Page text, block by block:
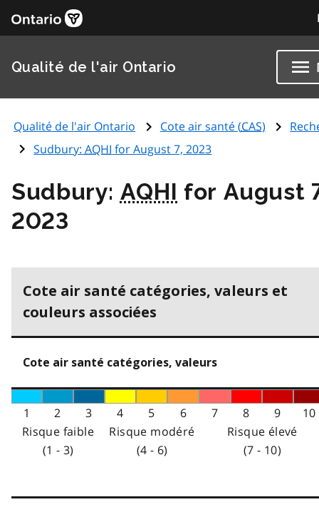
Qualité de l'air Ontario
Qualité de l'air Ontario Cote air santé (CAS)
Sudbury:AQHI for August 7, 2023
Sudbury: AQHI for August
2023
Cote air santé catégories, valeurs et
couleurs associées
Cote air santé catégories, valeurs
1 2 3 4 5 6 7 8 9
10
Risque faible
(1 - 3)
Risque modéré
(4 - 6)
Risque élevé
(7 - 10)